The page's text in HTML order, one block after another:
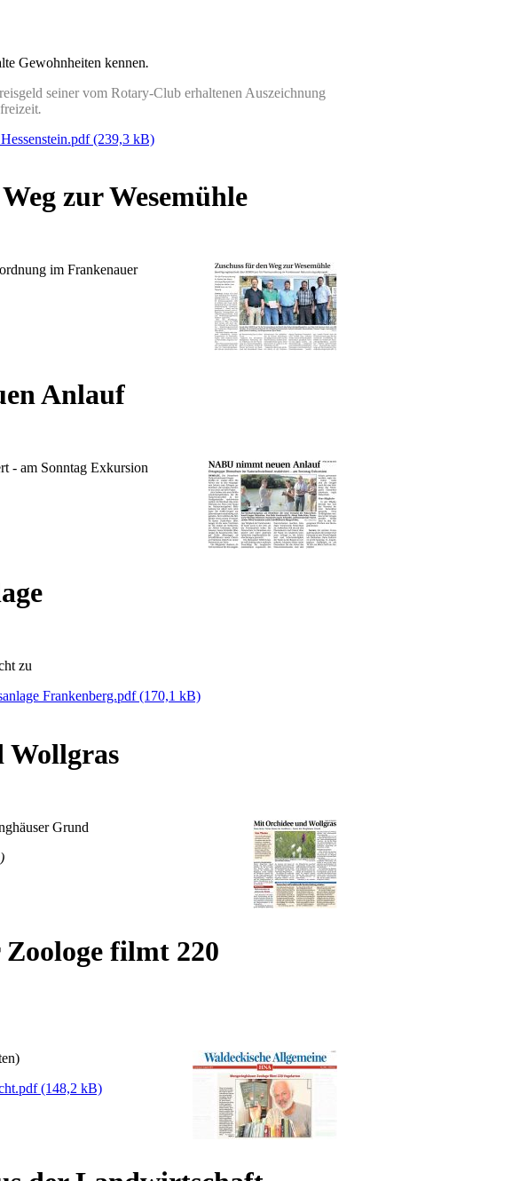
Gewohnheiten kennen.
seiner vom Rotary-Club erhaltenen Auszeichnung
.
(239,3 kB)
zur Wesemühle
im Frankenauer
Anlauf
- am Sonntag Exkursion
zu
Frankenberg.pdf(170,1 kB)
Grund
)
filmt 220
(148,2 kB)